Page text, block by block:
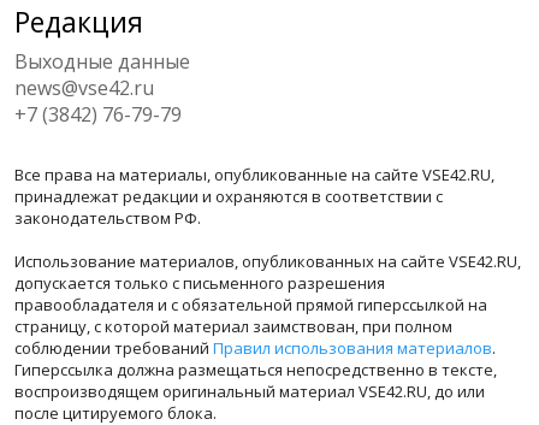
Редакция
Выходные данные
news@vse42.ru
+7 (3842) 76-79-79
Все права на материалы, опубликованные на сайте VSE42.RU,
принадлежат редакции и охраняются в соответствии с
законодательством РФ.
Использование материалов, опубликованных на сайте VSE42.RU,
допускается только с письменного разрешения
правообладателя и с обязательной прямой гиперссылкой на
страницу, с которой материал заимствован, при полном
соблюдении требований Правил использования материалов.
Гиперссылка должна размещаться непосредственно в тексте,
воспроизводящем оригинальный материал VSE42.RU, до или
после цитируемого блока.